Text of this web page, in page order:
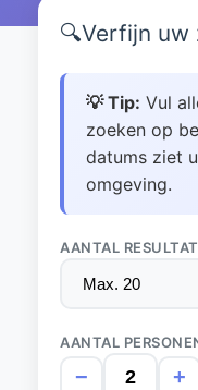
🔍Verfijn uw
💡 Tip: Vul
zoeken op
datums ziet
omgeving.
AANTAL
AANTAL
− +